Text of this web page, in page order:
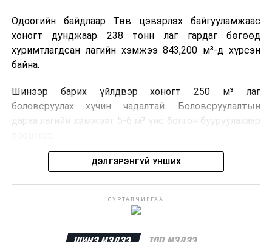
Одоогийн байдлаар Төв цэвэрлэх байгууламжаас
хоногт дунджаар 238 тонн лаг гардаг бөгөөд
хуримтлагдсан лагийн хэмжээ 843,200 м³-д хүрсэн
байна.
Шинээр барих үйлдвэр хоногт 250 м³ лаг
боловсруулах хүчин чадалтай. Боловсруулалтын
дараа лагийн хэмжээг 5-6 м³ үнс болгон бууруулахаар
Төслийн техник, эдийн засгийн үндэслэлийг
магадлалын ерөнхий дүгнэлтээр баталгаажуулсан
ДЭЛГЭРЭНГҮЙ УНШИХ
СУРТАЛЧИЛГАА